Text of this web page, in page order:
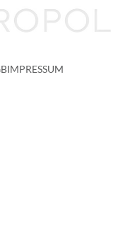
IMPRESSUM